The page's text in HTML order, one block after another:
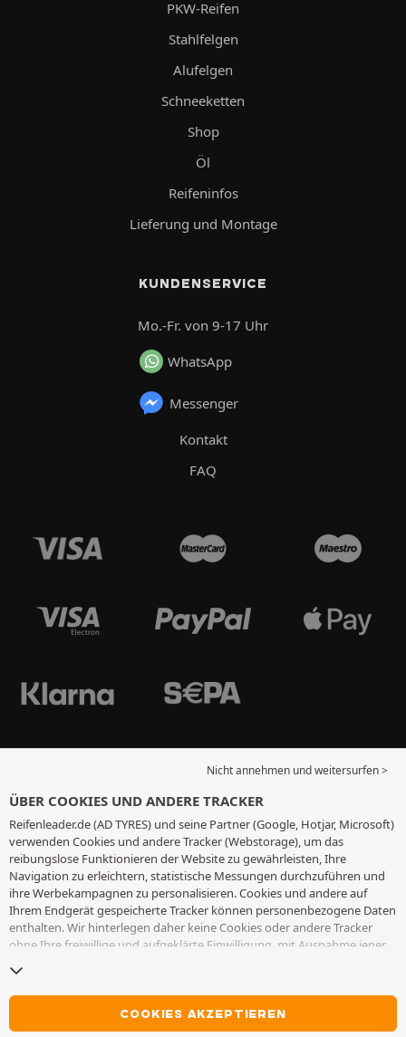
PKW-Reifen
Stahlfelgen
Alufelgen
Schneeketten
Shop
Öl
Reifeninfos
Lieferung und Montage
KUNDENSERVICE
Mo.-Fr. von 9-17 Uhr
WhatsApp
Messenger
Kontakt
FAQ
Nicht annehmen und weitersurfen >
ÜBER COOKIES UND ANDERE TRACKER
Reifenleader.de (AD TYRES) und seine Partner (Google, Hotjar, Microsoft)
verwenden Cookies und andere Tracker (Webstorage), um das
reibungslose Funktionieren der Website zu gewährleisten, Ihre
Navigation zu erleichtern, statistische Messungen durchzuführen und
ihre Werbekampagnen zu personalisieren. Cookies und andere auf
Ihrem Endgerät gespeicherte Tracker können personenbezogene Daten
enthalten. Wir hinterlegen daher keine Cookies oder andere Tracker
ohne Ihre freiwillige und aufgeklärte Einwilligung, mit Ausnahme jener,
Auswahl für einen Zeitraum von 6 Monaten. Sie können Ihre
Einwilligung jederzeit widerrufen, indem Sie die WebseiteCookies und
besuchen. Sie haben die Möglichkeit, Ihre Navigation
fortzusetzen, ohne die Hinterlegung von Cookies oder anderen
COOKIES AKZEPTIEREN